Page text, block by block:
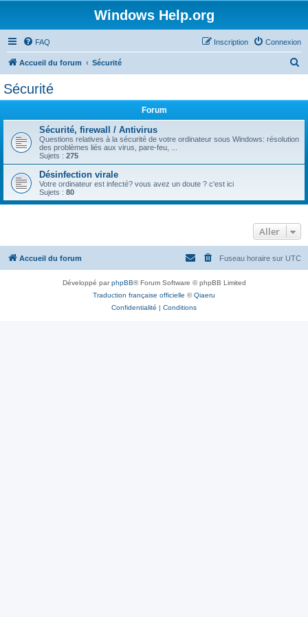
Windows Help.org
FAQ Connexion
Inscription
Accueil du forum Sécurité
Sécurité
Forum
Sécurité, firewall / Antivirus
Questions relatives à la sécurité de votre ordinateur sous Windows: résolution
des problèmes liés aux virus, pare-feu, ...
Sujets : 275
Désinfection virale
Votre ordinateur est infecté? vous avez un doute ? c'est ici
Sujets : 80
Aller
Accueil du forum Fuseau horaire sur UTC
Développé parphpBB® Forum Software © phpBB Limited
Traduction française officielle ©Qiaeru
Confidentialité | Conditions